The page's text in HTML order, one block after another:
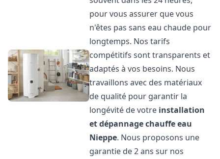
pour vous assurer que vous
n'êtes pas sans eau chaude pour
longtemps. Nos tarifs
compétitifs sont transparents et
adaptés à vos besoins. Nous
travaillons avec des matériaux
de qualité pour garantir la
longévité de votre installation
et dépannage chauffe eau
Nieppe. Nous proposons une
garantie de 2 ans sur nos